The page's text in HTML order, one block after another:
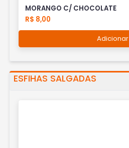
MORANGO C/ CHOCOLATE
R$ 8,00
Adicionar
ESFIHAS SALGADAS